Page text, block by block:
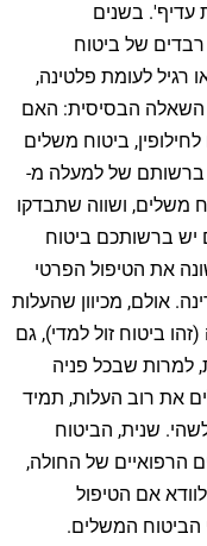
עדיף'. בשנים
של ביטוח
רגיל לעומת פלטינה,
השאלה הבסיסית: האם
ביטוח משלים
ברשותם של למעלה מ-
משלים, ושווה שתבדקו
יש ברשותכם ביטוח
את הטיפול הפרטי
אולם, מכיוון שהעלות
ביטוח זול למדי), גם
למרות שבכל פניה
את רוב העלות, תמיד
שנית, הביטוח
הרפואיים של החולה,
אם הטיפול
הביטוח המשלים.